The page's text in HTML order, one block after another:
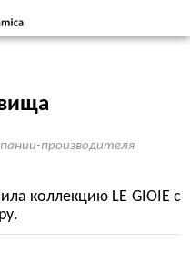
производителя
коллекцию LE GIOIE с